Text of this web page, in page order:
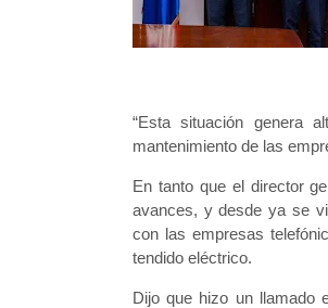
“Esta situación genera
mantenimiento de las
En tanto que el director
avances, y desde ya se
con las empresas
tendido eléctrico.
Dijo que hizo un llamado